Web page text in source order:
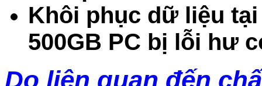
Khôi phục dữ liệu
500GB PC bị lỗi hư
Do liên quan đến